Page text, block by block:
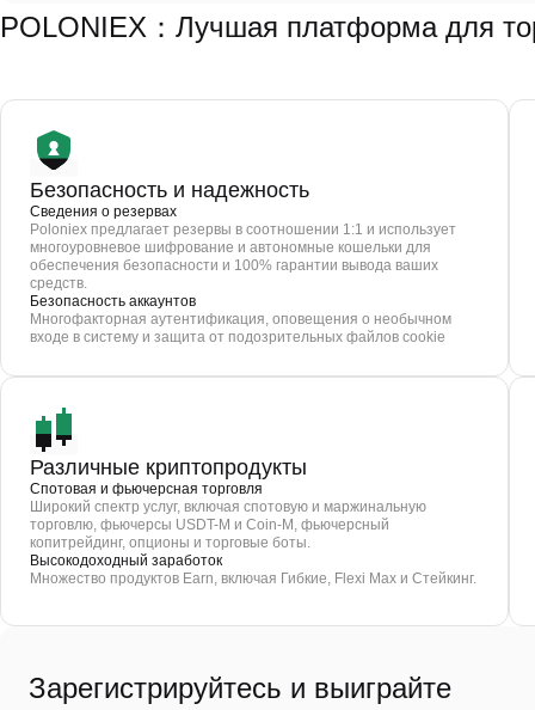
POLONIEX：Лучшая платформа для
Безопасность и надежность
Сведения о резервах
Poloniex предлагает резервы в соотношении 1:1 и использует
многоуровневое шифрование и автономные кошельки для
обеспечения безопасности и 100% гарантии вывода ваших
средств.
Безопасность аккаунтов
Многофакторная аутентификация, оповещения о необычном
входе в систему и защита от подозрительных файлов cookie
Различные криптопродукты
Спотовая и фьючерсная торговля
Широкий спектр услуг, включая спотовую и маржинальную
торговлю, фьючерсы USDT-M и Coin-M, фьючерсный
копитрейдинг, опционы и торговые боты.
Высокодоходный заработок
Множество продуктов Earn, включая Гибкие, Flexi Max и Стейкинг.
Зарегистрируйтесь и выиграйте